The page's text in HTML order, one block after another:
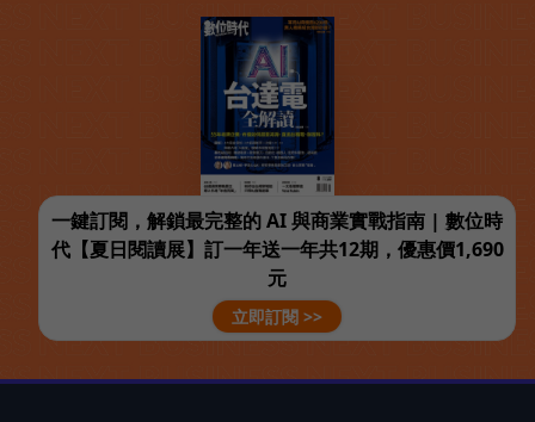
一鍵訂閱，解鎖最完整的 AI 與商業實戰指南 | 數位時
代【夏日閱讀展】訂一年送一年共12期，優惠價1,690
元
立即訂閱 >>